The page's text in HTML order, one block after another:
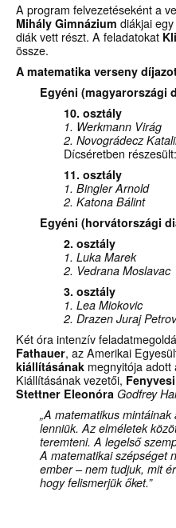
A program felvezetéseként a
Mihály Gimnázium diákjai
diák vett részt. A feladatokat
össze.
A matematika verseny
Egyéni (magyarországi
10. osztály
1. Werkmann Virág
2. Novográdecz
Dícséretben részesült:
11. osztály
1. Bingler Arnold
2. Katona Bálint
Egyéni (horvátországi
2. osztály
1. Luka Marek
2. Vedrana Moslavac
3. osztály
1. Lea Miokovic
2. Drazen Juraj
Két óra intenzív
Fathauer, az Amerikai
kiállításának megnyitója
Kiállításának vezetői,
Stettner Eleonóra Godfrey
„A matematikus
lenniük. Az elméletek
teremteni. A legelső
A matematikai szépséget
ember – nem tudjuk, mit
hogy felismerjük őket.”